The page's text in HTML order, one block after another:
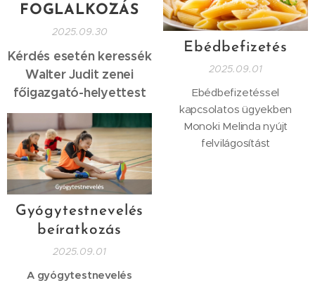
FOGLALKOZÁS
2025.09.30
Kérdés esetén keressék
Walter Judit zenei
főigazgató-helyettest
Ebédbefizetés
2025.09.01
Ebédbefizetéssel
kapcsolatos ügyekben
Monoki Melinda nyújt
felvilágosítást
Gyógytestnevelés
beíratkozás
2025.09.01
A gyógytestnevelés